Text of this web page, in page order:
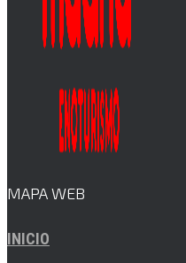
MAPA WEB
INICIO